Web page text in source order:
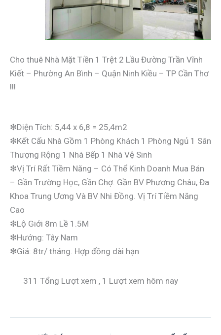
Cho thuê Nhà Mặt Tiền 1 Trệt 2 Lầu Đường Trần Vĩnh
Kiết – Phường An Bình – Quận Ninh Kiều – TP Cần Thơ
!!!
❇Diện Tích: 5,44 x 6,8 = 25,4m2
❇Kết Cấu Nhà Gồm 1 Phòng Khách 1 Phòng Ngủ 1 Sân
Thượng Rộng 1 Nhà Bếp 1 Nhà Vệ Sinh
❇Vị Trí Rất Tiềm Năng – Có Thể Kinh Doanh Mua Bán
– Gần Trường Học, Gần Chợ. Gần BV Phương Châu, Đa
Khoa Trung Ương Và BV Nhi Đồng. Vị Trí Tiềm Năng
Cao
❇Lộ Giới 8m Lề 1.5M
❇Hướng: Tây Nam
❇Giá: 8tr/ tháng. Hợp đồng dài hạn
311 Tổng Lượt xem , 1 Lượt xem hôm nay